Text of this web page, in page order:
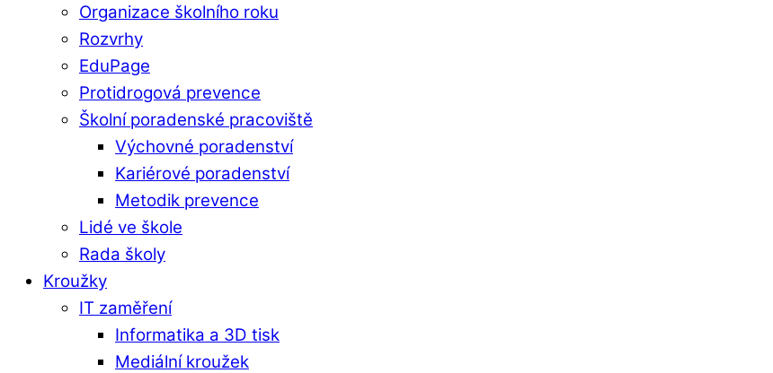
Organizace školního roku
Rozvrhy
EduPage
Protidrogová prevence
Školní poradenské pracoviště
Výchovné poradenství
Kariérové poradenství
Metodik prevence
Lidé ve škole
Rada školy
Kroužky
IT zaměření
Informatika a 3D tisk
Mediální kroužek